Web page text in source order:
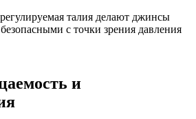
талия делают джинсы
с точки зрения давления
и